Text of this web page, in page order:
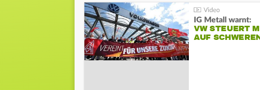
IG Metall warnt:
VW STEUERT
AUF